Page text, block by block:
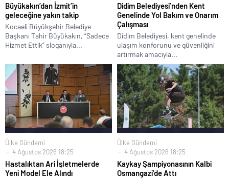
Büyükakın’dan İzmit’in
geleceğine yakın takip
Kocaeli Büyükşehir Belediye
Başkanı Tahir Büyükakın, “Sadece
Hizmet Ettik” sloganıyla...
Didim Belediyesi’nden Kent
Genelinde Yol Bakım ve Onarım
Çalışması
Didim Belediyesi, kent genelinde
ulaşım konforunu ve güvenliğini
artırmak amacıyla...
Ülke Gündemi
4 Ağustos 2026 18:25
Hastalıktan Ari İşletmelerde
Yeni Model Ele Alındı
Ülke Gündemi
4 Ağustos 2026 18:25
Kaykay Şampiyonasının Kalbi
Osmangazi’de Attı